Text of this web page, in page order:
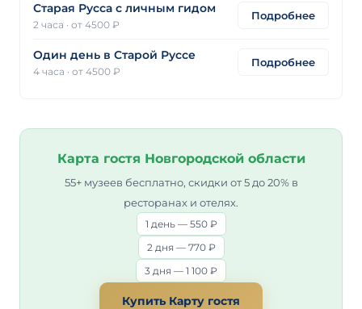
Старая Русса с личным гидом
2 часа · от 4500 ₽
Подробнее
Один день в Старой Руссе
4 часа · от 4500 ₽
Подробнее
Карта гостя Новгородской области
55+ музеев бесплатно, скидки от 5 до 20% в
ресторанах и отелях.
1 день — 550 ₽
2 дня — 770 ₽
3 дня — 1 100 ₽
Купить Карту гостя